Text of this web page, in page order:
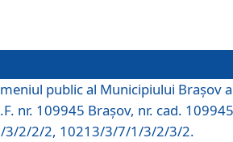
public al Municipiului Braşov a
nr. 109945 Brașov, nr. cad.
3/2/2/2, 10213/3/7/1/3/2/3/2.